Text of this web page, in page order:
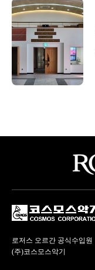
로저스 오르간 공식수입원
(주)코스모스악기